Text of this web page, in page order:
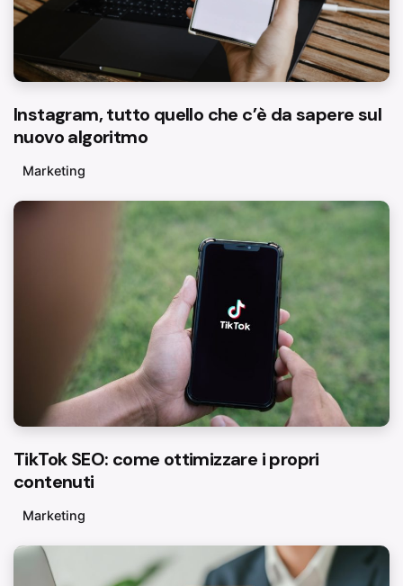
Instagram, tutto quello che c’è da sapere sul
nuovo algoritmo
Marketing
TikTok SEO: come ottimizzare i propri
contenuti
Marketing